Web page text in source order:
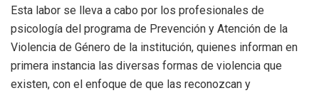
Esta labor se lleva a cabo por los profesionales de
psicología del programa de Prevención y Atención de la
Violencia de Género de la institución, quienes informan en
primera instancia las diversas formas de violencia que
existen, con el enfoque de que las reconozcan y